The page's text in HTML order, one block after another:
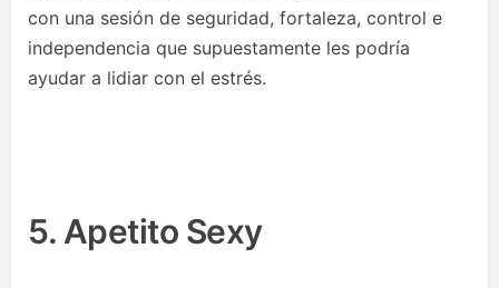
con una sesión de seguridad, fortaleza, control e
independencia que supuestamente les podría
ayudar a lidiar con el estrés.
5. Apetito Sexy